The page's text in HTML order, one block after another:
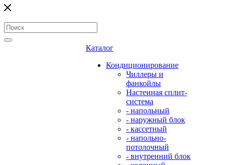
Каталог
Кондиционирование
Чиллеры и
фанкойлы
Настенная сплит-
система
- напольный
- наружный блок
- кассетный
- напольно-
потолочный
- внутренний блок